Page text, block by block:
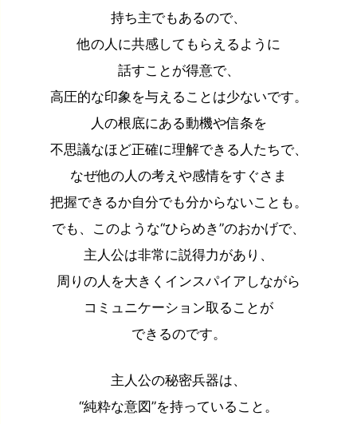
持ち主でもあるので、
他の人に共感してもらえるように
話すことが得意で、
高圧的な印象を与えることは少ないです。
人の根底にある動機や信条を
不思議なほど正確に理解できる人たちで、
なぜ他の人の考えや感情をすぐさま
把握できるか自分でも分からないことも。
でも、このような“ひらめき”のおかげで、
主人公は非常に説得力があり、
周りの人を大きくインスパイアしながら
コミュニケーション取ることが
できるのです。
主人公の秘密兵器は、
“純粋な意図”を持っていること。